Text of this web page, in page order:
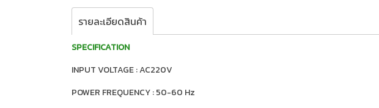
รายละเอียดสินค้า
SPECIFICATION
INPUT VOLTAGE : AC220V
POWER FREQUENCY : 50-60 Hz